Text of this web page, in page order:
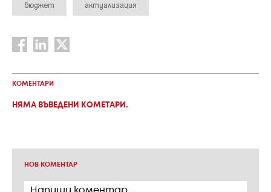
бюджет актуализация
КОМЕНТАРИ
НЯМА ВЪВЕДЕНИ КОМЕТАРИ.
НОВ КОМЕНТАР